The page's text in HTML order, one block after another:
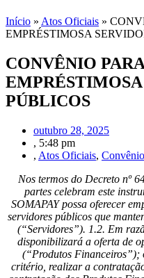
Início » Atos Oficiais »
EMPRÉSTIMOSA
CONVÊNIO
PÚBLICOS
outubro 28, 2025
, 5:48 pm
, Atos Oficiais,
Nos termos do Decreto nº
partes celebram este
SOMAPAY possa oferecer
servidores públicos que
(“Servidores”). 1.2. Em
disponibilizará a oferta de
(“Produtos Financeiros”);
critério, realizar a